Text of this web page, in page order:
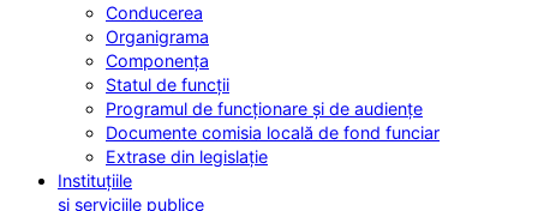
Conducerea
Organigrama
Componența
Statul de funcții
Programul de funcționare și de audiențe
Documente comisia locală de fond funciar
Extrase din legislație
Instituțiile
și serviciile publice